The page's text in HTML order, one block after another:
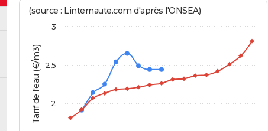
Tarif de l'eau (€/m3)
(source : Linternaute.com d'après l'ONSEA)
2
2,5
3